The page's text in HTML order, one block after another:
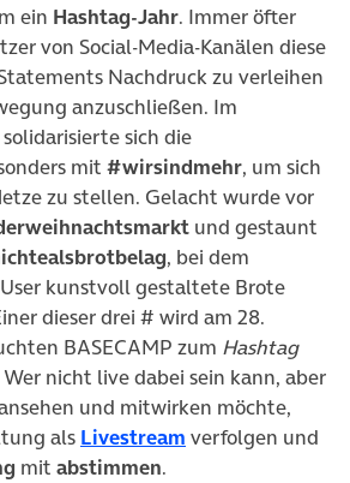
ein Hashtag-Jahr. Immer öfter
von Social-Media-Kanälen diese
Nachdruck zu verleihen
anzuschließen. Im
sich die
mit #wirsindmehr, um sich
zu stellen. Gelacht wurde vor
und gestaunt
, bei dem
kunstvoll gestaltete Brote
dieser drei # wird am 28.
BASECAMP zum Hashtag
nicht live dabei sein kann, aber
und mitwirken möchte,
als Livestream (öffnet in neuem
verfolgen und
mit abstimmen.